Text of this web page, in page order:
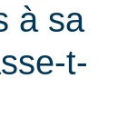
à sa
t-